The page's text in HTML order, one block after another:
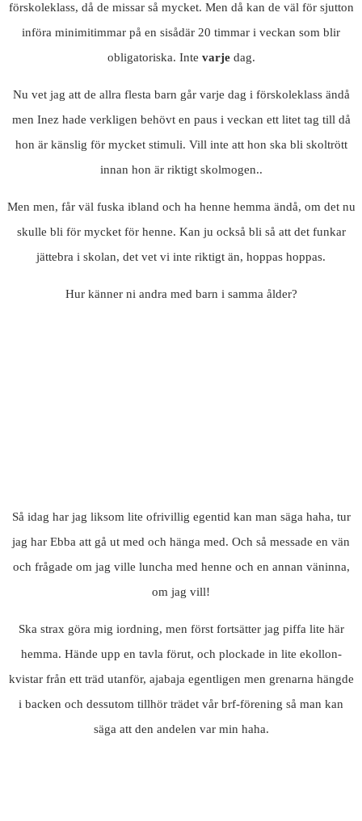
förskoleklass, då de missar så mycket. Men då kan de väl för sjutton
införa minimitimmar på en sisådär 20 timmar i veckan som blir
obligatoriska. Inte varje dag.
Nu vet jag att de allra flesta barn går varje dag i förskoleklass ändå
men Inez hade verkligen behövt en paus i veckan ett litet tag till då
hon är känslig för mycket stimuli. Vill inte att hon ska bli skoltrött
innan hon är riktigt skolmogen..
Men men, får väl fuska ibland och ha henne hemma ändå, om det nu
skulle bli för mycket för henne. Kan ju också bli så att det funkar
jättebra i skolan, det vet vi inte riktigt än, hoppas hoppas.
Hur känner ni andra med barn i samma ålder?
Så idag har jag liksom lite ofrivillig egentid kan man säga haha, tur
jag har Ebba att gå ut med och hänga med. Och så messade en vän
och frågade om jag ville luncha med henne och en annan väninna,
om jag vill!
Ska strax göra mig iordning, men först fortsätter jag piffa lite här
hemma. Hände upp en tavla förut, och plockade in lite ekollon-
kvistar från ett träd utanför, ajabaja egentligen men grenarna hängde
i backen och dessutom tillhör trädet vår brf-förening så man kan
säga att den andelen var min haha.